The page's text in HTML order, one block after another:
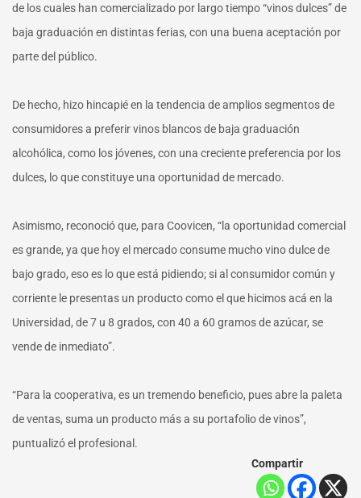
de los cuales han comercializado por largo tiempo “vinos dulces” de
baja graduación en distintas ferias, con una buena aceptación por
parte del público.
De hecho, hizo hincapié en la tendencia de amplios segmentos de
consumidores a preferir vinos blancos de baja graduación
alcohólica, como los jóvenes, con una creciente preferencia por los
dulces, lo que constituye una oportunidad de mercado.
Asimismo, reconoció que, para Coovicen, “la oportunidad comercial
es grande, ya que hoy el mercado consume mucho vino dulce de
bajo grado, eso es lo que está pidiendo; si al consumidor común y
corriente le presentas un producto como el que hicimos acá en la
Universidad, de 7 u 8 grados, con 40 a 60 gramos de azúcar, se
vende de inmediato”.
“Para la cooperativa, es un tremendo beneficio, pues abre la paleta
de ventas, suma un producto más a su portafolio de vinos”,
puntualizó el profesional.
Compartir